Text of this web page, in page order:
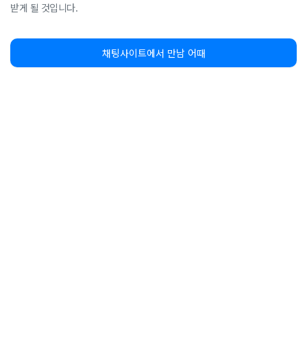
받게 될 것입니다.
채팅사이트에서 만남 어때